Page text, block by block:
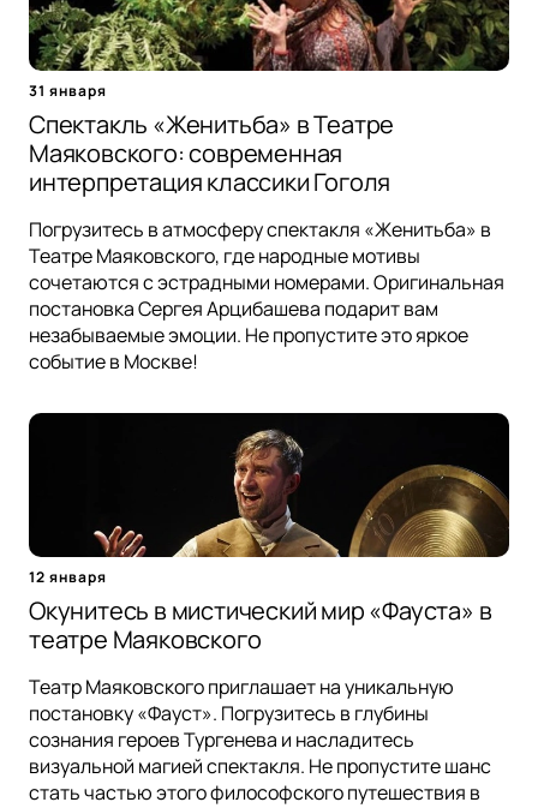
31 января
Спектакль «Женитьба» в Театре
Маяковского: современная
интерпретация классики Гоголя
Погрузитесь в атмосферу спектакля «Женитьба» в
Театре Маяковского, где народные мотивы
сочетаются с эстрадными номерами. Оригинальная
постановка Сергея Арцибашева подарит вам
незабываемые эмоции. Не пропустите это яркое
событие в Москве!
12 января
Окунитесь в мистический мир «Фауста» в
театре Маяковского
Театр Маяковского приглашает на уникальную
постановку «Фауст». Погрузитесь в глубины
сознания героев Тургенева и насладитесь
визуальной магией спектакля. Не пропустите шанс
стать частью этого философского путешествия в